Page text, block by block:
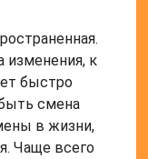
изменения, к
быстро
смена
в жизни,
Чаще всего